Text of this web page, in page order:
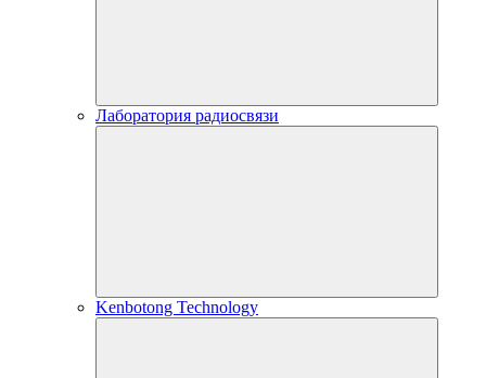
Лаборатория радиосвязи
Kenbotong Technology